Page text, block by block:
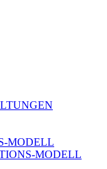
MODELL
MODELL